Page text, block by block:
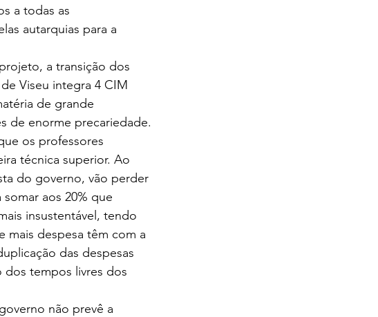
a todas as
autarquias para a
a transição dos
Viseu integra 4 CIM
de grande
de enorme precariedade.
os professores
técnica superior. Ao
do governo, vão perder
aos 20% que
insustentável, tendo
mais despesa têm com a
das despesas
dos tempos livres dos
não prevê a